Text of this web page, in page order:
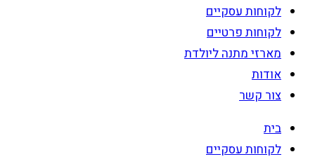
לקוחות עסקיים
לקוחות פרטיים
מארזי מתנה ליולדת
אודות
צור קשר
בית
לקוחות עסקיים